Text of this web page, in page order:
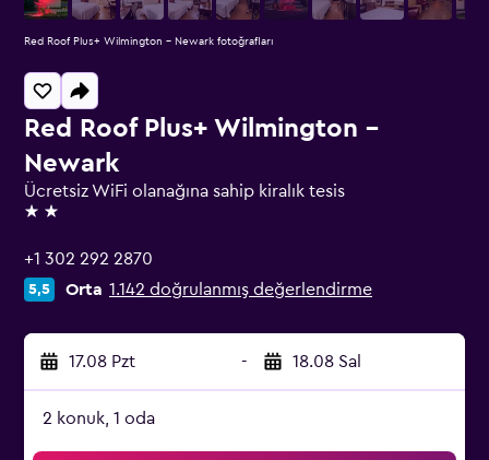
Red Roof Plus+ Wilmington -
Newark
Ücretsiz WiFi olanağına sahip kiralık tesis
2 yıldız
+1 302 292 2870
5,5 Orta 1.142 doğrulanmış değerlendirme
17.08 Pzt - 18.08 Sal
2 konuk, 1 oda
Red Roof Plus+ Wilmington - Newark fotoğrafları